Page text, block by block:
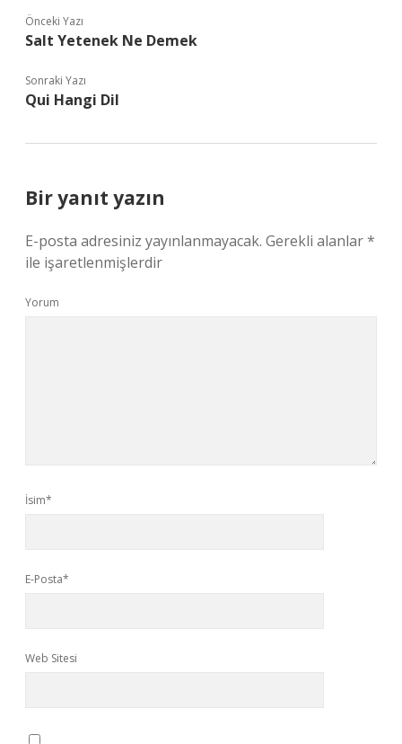
Önceki Yazı
Salt Yetenek Ne Demek
Sonraki Yazı
Qui Hangi Dil
Bir yanıt yazın
E-posta adresiniz yayınlanmayacak. Gerekli alanlar*
ile işaretlenmişlerdir
Yorum
İsim*
E-Posta*
Web Sitesi